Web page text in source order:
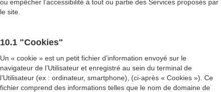
ou empêcher l’accessibilité à tout ou partie des Services proposés par
le site.
10.1 "Cookies"
Un « cookie » est un petit fichier d’information envoyé sur le
navigateur de l’Utilisateur et enregistré au sein du terminal de
l’Utilisateur (ex : ordinateur, smartphone), (ci-après « Cookies »). Ce
fichier comprend des informations telles que le nom de domaine de